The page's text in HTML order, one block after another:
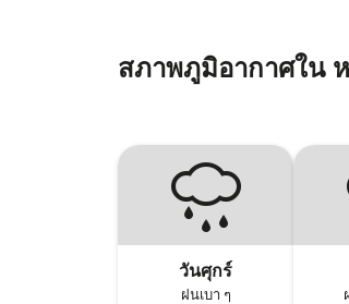
สภาพภูมิอากาศใน
วันศุกร์
ฝนเบา ๆ